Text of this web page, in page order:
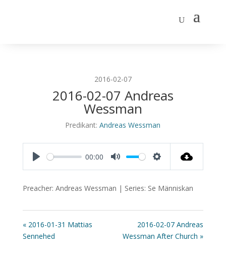
2016-02-07
2016-02-07 Andreas
Wessman
Predikant: Andreas Wessman
00:00
Preacher: Andreas Wessman | Series: Se Människan
« 2016-01-31 Mattias
Sennehed
2016-02-07 Andreas
Wessman After Church »